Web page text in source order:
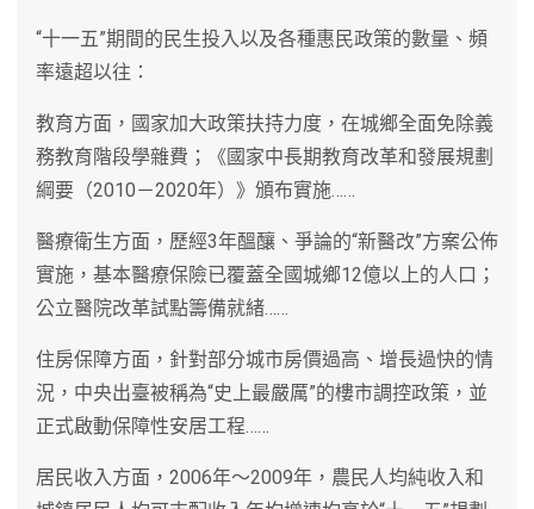
“十一五”期間的民生投入以及各種惠民政策的數量、頻
率遠超以往：
教育方面，國家加大政策扶持力度，在城鄉全面免除義
務教育階段學雜費；《國家中長期教育改革和發展規劃
綱要（2010－2020年）》頒布實施……
醫療衛生方面，歷經3年醞釀、爭論的“新醫改”方案公佈
實施，基本醫療保險已覆蓋全國城鄉12億以上的人口；
公立醫院改革試點籌備就緒……
住房保障方面，針對部分城市房價過高、增長過快的情
況，中央出臺被稱為“史上最嚴厲”的樓市調控政策，並
正式啟動保障性安居工程……
居民收入方面，2006年～2009年，農民人均純收入和